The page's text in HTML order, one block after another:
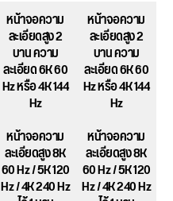
หน้าจอความ
ละเอียดสูง 2
บาน ความ
ละเอียด 6K 60
Hz หรือ 4K 144
Hz
หน้าจอความ
ละเอียดสูง 8K
60 Hz / 5K 120
Hz / 4K 240 Hz
หน้าจอความ
ละเอียดสูง 2
บาน ความ
ละเอียด 6K 60
Hz หรือ 4K 144
Hz
หน้าจอความ
ละเอียดสูง 8K
60 Hz / 5K 120
Hz / 4K 240 Hz